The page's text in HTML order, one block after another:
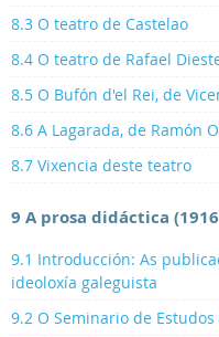
8.3 O teatro de Castelao
8.4 O teatro de Rafael
8.5 O Bufón d'el Rei, de
8.6 A Lagarada, de Ramón
8.7 Vixencia deste teatro
9 A prosa didáctica
9.1 Introducción: As
ideoloxía galeguista
9.2 O Seminario de Estudos